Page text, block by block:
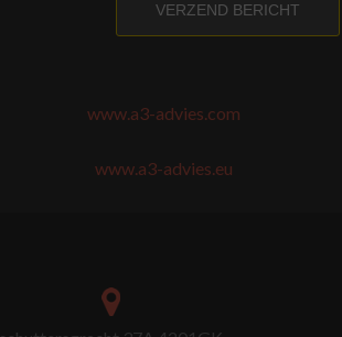
VERZEND BERICHT
www.a3-advies.com
www.a3-advies.eu